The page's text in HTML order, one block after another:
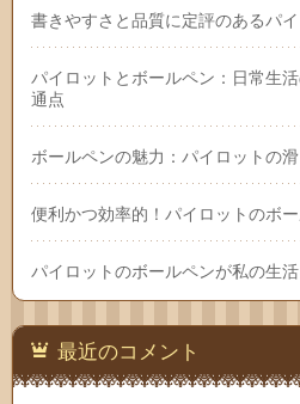
書きやすさと品質に定評のあるパ
パイロットとボールペン：日常生
通点
ボールペンの魅力：パイロットの
便利かつ効率的！パイロットのボ
パイロットのボールペンが私の生
最近のコメント